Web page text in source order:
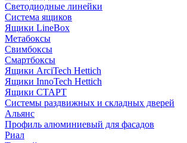
Светодиодные линейки
Система ящиков
Ящики LineBox
Метабоксы
Свимбоксы
Смартбоксы
Ящики ArciTech Hettich
Ящики InnoTech Hettich
Ящики СТАРТ
Системы раздвижных и складных дверей
Альянс
Профиль алюминиевый для фасадов
Риал